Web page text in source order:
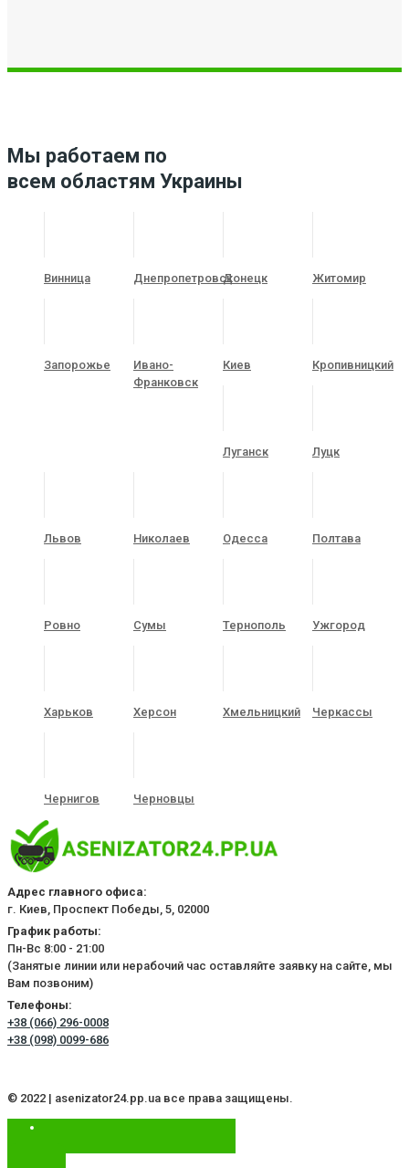
Мы работаем по
всем областям Украины
Винница ДнепропетровскДонецк Житомир
Запорожье
Ивано-
Франковск
Киев Кропивницкий
Луганск Луцк
Львов Николаев Одесса Полтава
Ровно Сумы Тернополь Ужгород
Харьков Херсон Хмельницкий Черкассы
Чернигов Черновцы
Адрес главного офиса:
г. Киев, Проспект Победы, 5, 02000
График работы:
Пн-Вс 8:00 - 21:00
(Занятые линии или нерабочий час оставляйте заявку на сайте, мы
Вам позвоним)
Телефоны:
+38 (066) 296-0008
+38 (098) 0099-686
© 2022 | asenizator24.pp.ua все права защищены.